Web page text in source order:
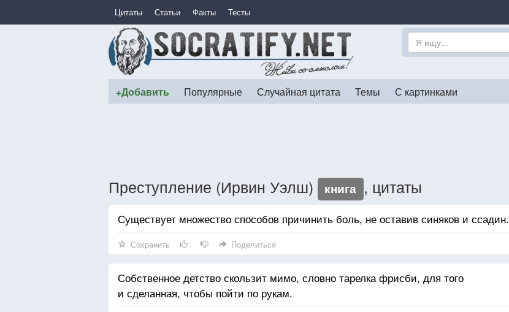
Цитаты Статьи Факты Тесты
+Добавить Популярные Случайная цитата Темы С картинками
Преступление (Ирвин Уэлш) книга , цитаты
Существует множество способов причинить боль, не оставив синяков и ссадин.
Сохранить Поделиться
Собственное детство скользит мимо, словно тарелка фрисби, для того
и сделанная, чтобы пойти по рукам.